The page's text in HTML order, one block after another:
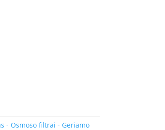
- Osmoso filtrai - Geriamo